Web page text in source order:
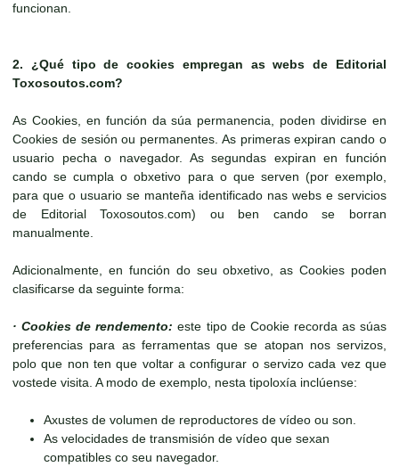
funcionan.
2. ¿Qué tipo de cookies empregan as webs de Editorial
Toxosoutos.com?
As Cookies, en función da súa permanencia, poden dividirse en
Cookies de sesión ou permanentes. As primeras expiran cando o
usuario pecha o navegador. As segundas expiran en función
cando se cumpla o obxetivo para o que serven (por exemplo,
para que o usuario se manteña identificado nas webs e servicios
de Editorial Toxosoutos.com) ou ben cando se borran
manualmente.
Adicionalmente, en función do seu obxetivo, as Cookies poden
clasificarse da seguinte forma:
· Cookies de rendemento: este tipo de Cookie recorda as súas
preferencias para as ferramentas que se atopan nos servizos,
polo que non ten que voltar a configurar o servizo cada vez que
vostede visita. A modo de exemplo, nesta tipoloxía inclúense:
Axustes de volumen de reproductores de vídeo ou son.
As velocidades de transmisión de vídeo que sexan
compatibles co seu navegador.